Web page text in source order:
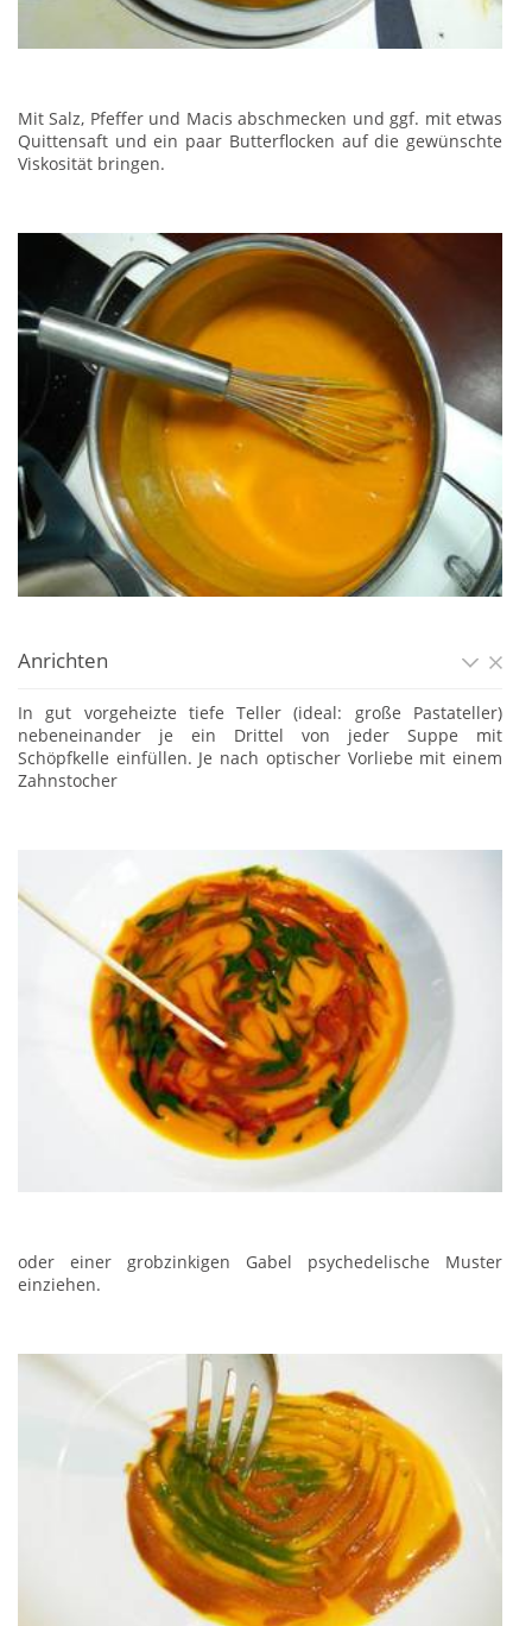
Mit Salz, Pfeffer und Macis abschmecken und ggf. mit etwas
Quittensaft und ein paar Butterflocken auf die gewünschte
Viskosität bringen.
Anrichten
In gut vorgeheizte tiefe Teller (ideal: große Pastateller)
nebeneinander je ein Drittel von jeder Suppe mit
Schöpfkelle einfüllen. Je nach optischer Vorliebe mit einem
Zahnstocher
oder einer grobzinkigen Gabel psychedelische Muster
einziehen.